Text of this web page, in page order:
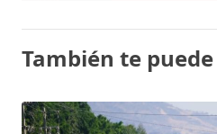
También te